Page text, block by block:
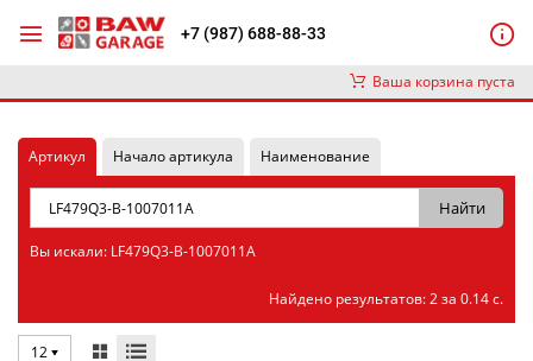
+7 (987) 688-88-33
Ваша корзина пуста
Артикул Начало артикула Наименование
Вы искали: LF479Q3-B-1007011A
Найдено результатов: 2 за 0.14 с.
12